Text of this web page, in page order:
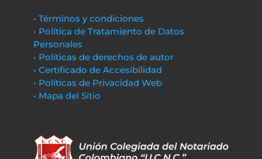
• Términos y condiciones
• Política de Tratamiento de Datos
Personales
• Políticas de derechos de autor
• Certificado de Accesibilidad
• Políticas de Privacidad Web
• Mapa del Sitio